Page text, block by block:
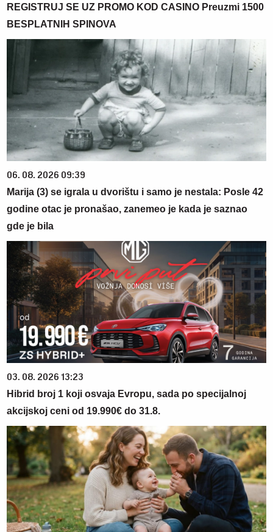
REGISTRUJ SE UZ PROMO KOD CASINO Preuzmi 1500
BESPLATNIH SPINOVA
06. 08. 2026 09:39
Marija (3) se igrala u dvorištu i samo je nestala: Posle 42
godine otac je pronašao, zanemeo je kada je saznao
gde je bila
03. 08. 2026 13:23
Hibrid broj 1 koji osvaja Evropu, sada po specijalnoj
akcijskoj ceni od 19.990€ do 31.8.